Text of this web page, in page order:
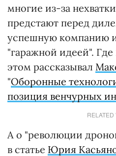
многие из-за
предстают перед
успешную компанию
"гаражной идеей". Где
этом рассказывал
"Оборонные
позиция венчурных
RELATED
А о "революции
в статье Юрия